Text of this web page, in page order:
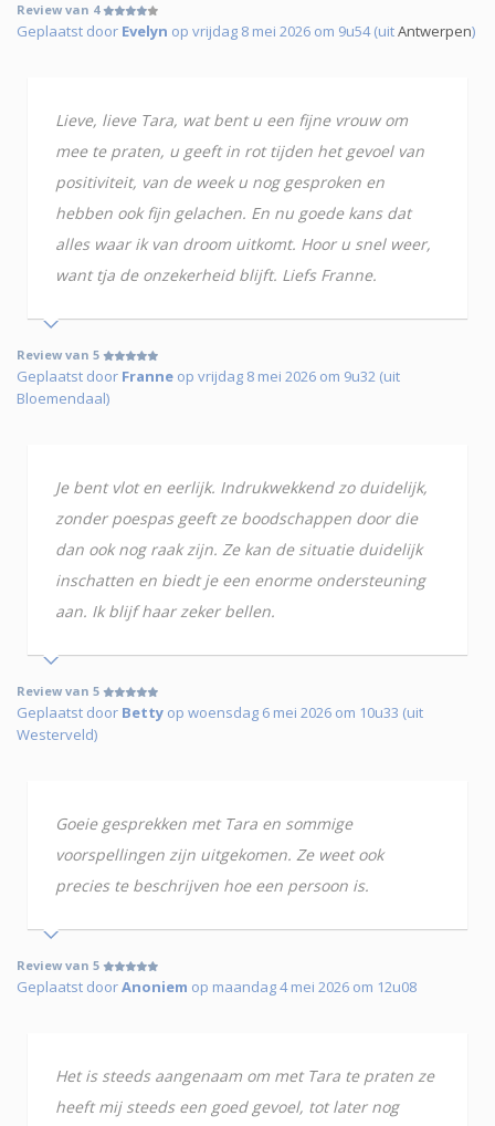
Review van 4
Geplaatst door Evelyn op vrijdag 8 mei 2026 om 9u54 (uitAntwerpen)
Lieve, lieve Tara, wat bent u een fijne vrouw om
mee te praten, u geeft in rot tijden het gevoel van
positiviteit, van de week u nog gesproken en
hebben ook fijn gelachen. En nu goede kans dat
alles waar ik van droom uitkomt. Hoor u snel weer,
want tja de onzekerheid blijft. Liefs Franne.
Review van 5
Geplaatst door Franne op vrijdag 8 mei 2026 om 9u32 (uit
Bloemendaal)
Je bent vlot en eerlijk. Indrukwekkend zo duidelijk,
zonder poespas geeft ze boodschappen door die
dan ook nog raak zijn. Ze kan de situatie duidelijk
inschatten en biedt je een enorme ondersteuning
aan. Ik blijf haar zeker bellen.
Review van 5
Geplaatst door Betty op woensdag 6 mei 2026 om 10u33 (uit
Westerveld)
Goeie gesprekken met Tara en sommige
voorspellingen zijn uitgekomen. Ze weet ook
precies te beschrijven hoe een persoon is.
Review van 5
Geplaatst doorAnoniem op maandag 4 mei 2026 om 12u08
Het is steeds aangenaam om met Tara te praten ze
heeft mij steeds een goed gevoel, tot later nog